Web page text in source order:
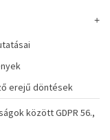
erejű döntések
között GDPR 56.,